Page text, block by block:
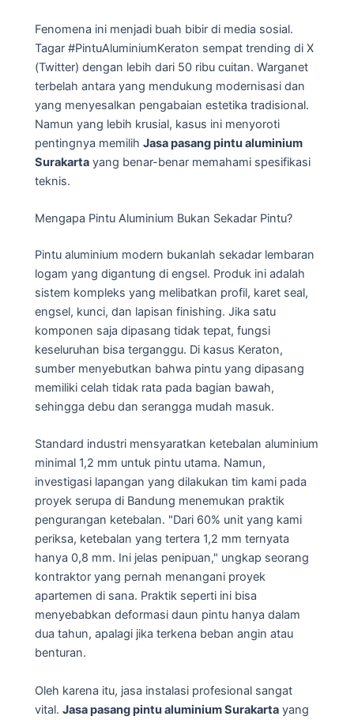
Fenomena ini menjadi buah bibir di media sosial.
Tagar #PintuAluminiumKeraton sempat trending di X
(Twitter) dengan lebih dari 50 ribu cuitan. Warganet
terbelah antara yang mendukung modernisasi dan
yang menyesalkan pengabaian estetika tradisional.
Namun yang lebih krusial, kasus ini menyoroti
pentingnya memilih Jasa pasang pintu aluminium
Surakarta yang benar-benar memahami spesifikasi
teknis.
Mengapa Pintu Aluminium Bukan Sekadar Pintu?
Pintu aluminium modern bukanlah sekadar lembaran
logam yang digantung di engsel. Produk ini adalah
sistem kompleks yang melibatkan profil, karet seal,
engsel, kunci, dan lapisan finishing. Jika satu
komponen saja dipasang tidak tepat, fungsi
keseluruhan bisa terganggu. Di kasus Keraton,
sumber menyebutkan bahwa pintu yang dipasang
memiliki celah tidak rata pada bagian bawah,
sehingga debu dan serangga mudah masuk.
Standard industri mensyaratkan ketebalan aluminium
minimal 1,2 mm untuk pintu utama. Namun,
investigasi lapangan yang dilakukan tim kami pada
proyek serupa di Bandung menemukan praktik
pengurangan ketebalan. "Dari 60% unit yang kami
periksa, ketebalan yang tertera 1,2 mm ternyata
hanya 0,8 mm. Ini jelas penipuan," ungkap seorang
kontraktor yang pernah menangani proyek
apartemen di sana. Praktik seperti ini bisa
menyebabkan deformasi daun pintu hanya dalam
dua tahun, apalagi jika terkena beban angin atau
benturan.
Oleh karena itu, jasa instalasi profesional sangat
vital. Jasa pasang pintu aluminium Surakarta yang